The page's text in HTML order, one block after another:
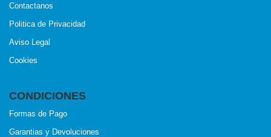
Contactanos
Politica de Privacidad
Aviso Legal
Cookies
CONDICIONES
Formas de Pago
Garantias y Devoluciones